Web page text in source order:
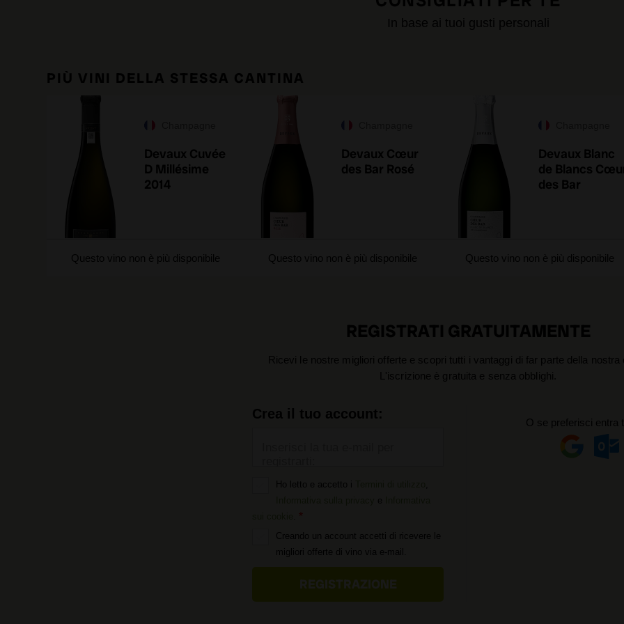
In base ai tuoi gusti personali
PIÙ VINI DELLA STESSA CANTINA
Devaux Cuvée
D Millésime
2014
Questo vino non è più disponibile
Devaux Cœur
des Bar Rosé
Questo vino non è più disponibile
Devaux Blanc
de Blancs
des Bar
Questo vino non è più disponibile
REGISTRATI GRATUITAMENTE
Ricevi le nostre migliori offerte e scopri tutti i vantaggi di far parte della nostra
L'iscrizione è gratuita e senza obblighi.
Crea il tuo account:
Ho letto e accetto i
Creando un account accetti di ricevere le
migliori offerte di vino via e-mail.
O se preferisci entra